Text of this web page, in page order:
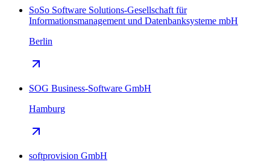
SoSo Software Solutions-Gesellschaft für
Informationsmanagement und Datenbanksysteme mbH
Berlin
SOG Business-Software GmbH
Hamburg
softprovision GmbH